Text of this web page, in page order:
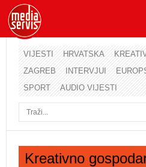
VIJESTI HRVATSKA
ZAGREB
INTERVJUI
SPORT
AUDIO VIJESTI
Kreativno
Korisničko ime
Lozinka